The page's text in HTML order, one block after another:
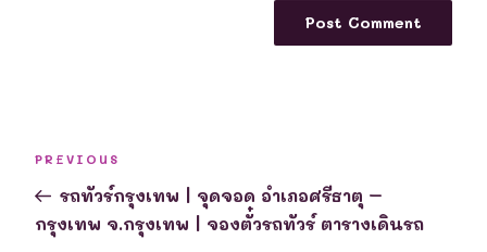
Previous
Post
PREVIOUS
รถทัวร์กรุงเทพ | จุดจอด อำเภอศรีธาตุ –
กรุงเทพ จ.กรุงเทพ | จองตั๋วรถทัวร์ ตารางเดินรถ